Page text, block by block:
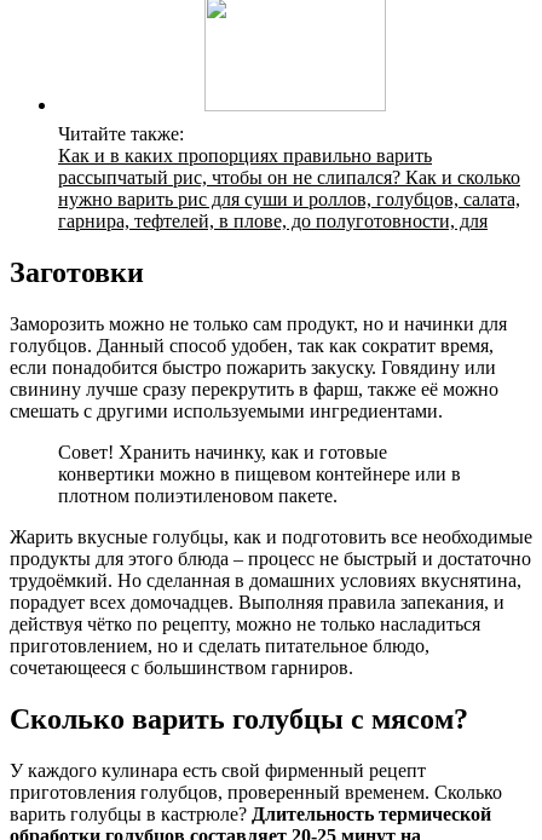
Читайте также:
Как и в каких пропорциях правильно варить
рассыпчатый рис, чтобы он не слипался? Как и сколько
нужно варить рис для суши и роллов, голубцов, салата,
гарнира, тефтелей, в плове, до полуготовности, для
Заготовки
Заморозить можно не только сам продукт, но и начинки для
голубцов. Данный способ удобен, так как сократит время,
если понадобится быстро пожарить закуску. Говядину или
свинину лучше сразу перекрутить в фарш, также её можно
смешать с другими используемыми ингредиентами.
Совет! Хранить начинку, как и готовые
конвертики можно в пищевом контейнере или в
плотном полиэтиленовом пакете.
Жарить вкусные голубцы, как и подготовить все необходимые
продукты для этого блюда – процесс не быстрый и достаточно
трудоёмкий. Но сделанная в домашних условиях вкуснятина,
порадует всех домочадцев. Выполняя правила запекания, и
действуя чётко по рецепту, можно не только насладиться
приготовлением, но и сделать питательное блюдо,
сочетающееся с большинством гарниров.
Сколько варить голубцы с мясом?
У каждого кулинара есть свой фирменный рецепт
приготовления голубцов, проверенный временем. Сколько
варить голубцы в кастрюле? Длительность термической
обработки голубцов составляет 20-25 минут на